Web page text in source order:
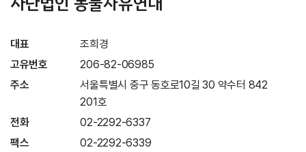
대표
조희경
고유번호
206-82-06985
주소
서울특별시 중구 동호로10길 30 약수터 842
201호
전화
02-2292-6337
팩스
02-2292-6339